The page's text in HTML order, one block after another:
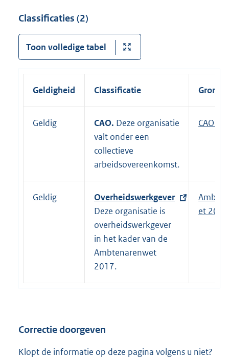
Classificaties (2)
Toon volledige tabel
Geldigheid Classificatie
Geldig CAO. Deze organisatie
valt onder een
collectieve
arbeidsovereenkomst.
E
r
n
CAO
Geldig
E
x
t
e
r
n
e
k
:
Overheidswerkgever
Deze organisatie is
overheidswerkgever
in het kader van de
Ambtenarenwet
2017.
et 2017
Correctie doorgeven
Klopt de informatie op deze pagina volgens u niet?